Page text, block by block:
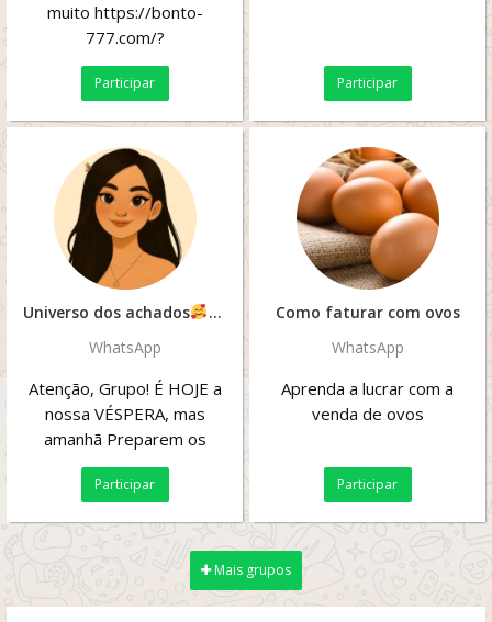
muito https://bonto-
777.com/?
id=559079010&currency=BRL&type=2
Participar Participar
Universo dos achados
WhatsApp
Atenção, Grupo! É HOJE a
nossa VÉSPERA, mas
amanhã Preparem os
corações e os carrinhos! A
partir de **[: 00h00,...
Participar
Como faturar com ovos
WhatsApp
Aprenda a lucrar com a
venda de ovos
Participar
Mais grupos